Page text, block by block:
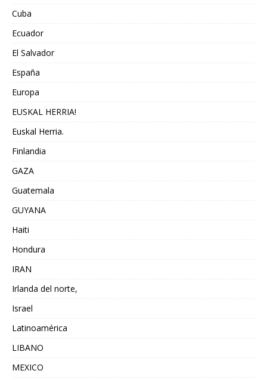
Cuba
Ecuador
El Salvador
España
Europa
EUSKAL HERRIA!
Euskal Herria.
Finlandia
GAZA
Guatemala
GUYANA
Haiti
Hondura
IRAN
Irlanda del norte,
Israel
Latinoamérica
LIBANO
MEXICO